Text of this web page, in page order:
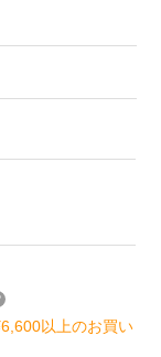
以上のお買い